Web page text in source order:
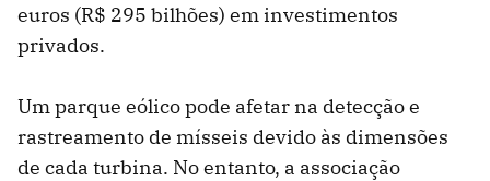
euros (R$ 295 bilhões) em investimentos
privados.
Um parque eólico pode afetar na detecção e
rastreamento de mísseis devido às dimensões
de cada turbina. No entanto, a associação